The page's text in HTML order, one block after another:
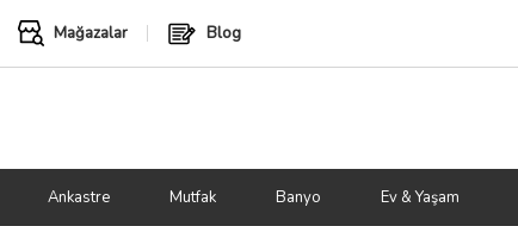
Mağazalar Blog
Ankastre Mutfak Banyo Ev & Yaşam